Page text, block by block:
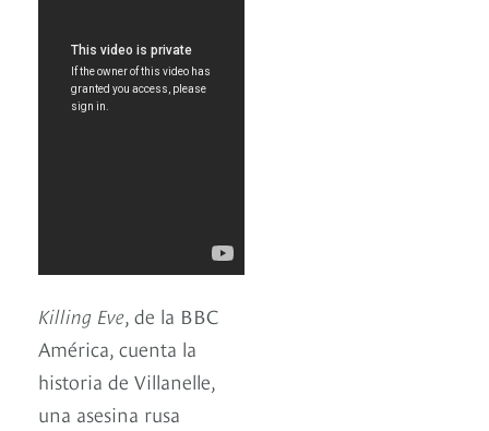
Killing Eve, de la BBC
América, cuenta la
historia de Villanelle,
una asesina rusa